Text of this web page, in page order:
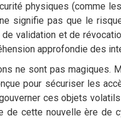
physiques (comme
signifie pas que le
de validation et de
approfondie des
ne sont pas magiques.
pour sécuriser les
ces objets
de cette nouvelle ère de